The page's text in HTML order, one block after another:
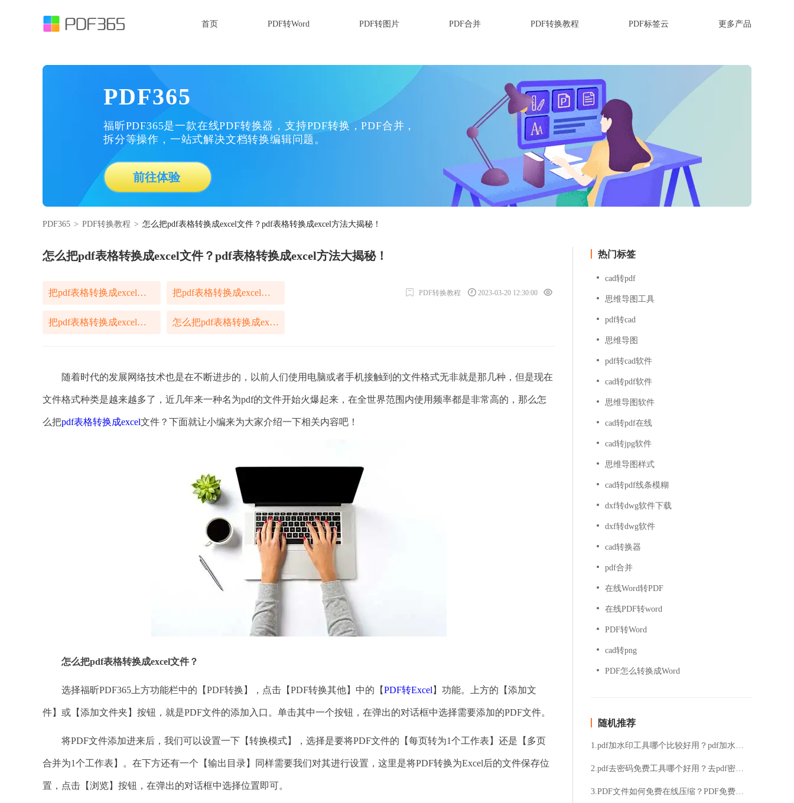
首页 PDF转Word PDF转图片 PDF合并 PDF转换教程 PDF标签云 更多产品
PDF365
福昕PDF365是一款在线PDF转换器，支持PDF转换，PDF合并，
拆分等操作，一站式解决文档转换编辑问题。
前往体验
PDF365 > PDF转换教程 > 怎么把pdf表格转换成excel文件？pdf表格转换成excel方法大揭秘！
怎么把pdf表格转换成excel文件？pdf表格转换成excel方法大揭秘！
把pdf表格转换成excel方法 把pdf表格转换成excel表格
把pdf表格转换成excel文件 怎么把pdf表格转换成excel文件
PDF转换教程 2023-03-20 12:30:00
随着时代的发展网络技术也是在不断进步的，以前人们使用电脑或者手机接触到的文件格式无非就是那几种，但是现在
文件格式种类是越来越多了，近几年来一种名为pdf的文件开始火爆起来，在全世界范围内使用频率都是非常高的，那么怎
么把pdf表格转换成excel文件？下面就让小编来为大家介绍一下相关内容吧！
怎么把pdf表格转换成excel文件？
选择福昕PDF365上方功能栏中的【PDF转换】，点击【PDF转换其他】中的【PDF转Excel 】功能。上方的【添加文
件】或【添加文件夹】按钮，就是PDF文件的添加入口。单击其中一个按钮，在弹出的对话框中选择需要添加的PDF文件。
将PDF文件添加进来后，我们可以设置一下【转换模式】，选择是要将PDF文件的【每页转为1个工作表】还是【多页
合并为1个工作表】。在下方还有一个【输出目录】同样需要我们对其进行设置，这里是将PDF转换为Excel后的文件保存位
置，点击【浏览】按钮，在弹出的对话框中选择位置即可。
热门标签
cad转pdf
思维导图工具
pdf转cad
思维导图
pdf转cad软件
cad转pdf软件
思维导图软件
cad转pdf在线
cad转jpg软件
思维导图样式
cad转pdf线条模糊
dxf转dwg软件下载
dxf转dwg软件
cad转换器
pdf合并
在线Word转PDF
在线PDF转word
PDF转Word
cad转png
PDF怎么转换成Word
随机推荐
1.pdf加水印工具哪个比较好用？pdf加水印步骤分享给大家
2.pdf去密码免费工具哪个好用？去pdf密码的好用工具推荐
3.PDF文件如何免费在线压缩？PDF免费在线压缩的方法